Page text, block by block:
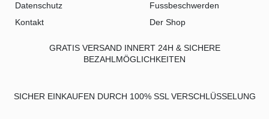
Datenschutz
Kontakt
Fussbeschwerden
Der Shop
GRATIS VERSAND INNERT 24H & SICHERE
BEZAHLMÖGLICHKEITEN
SICHER EINKAUFEN DURCH 100% SSL VERSCHLÜSSELUNG